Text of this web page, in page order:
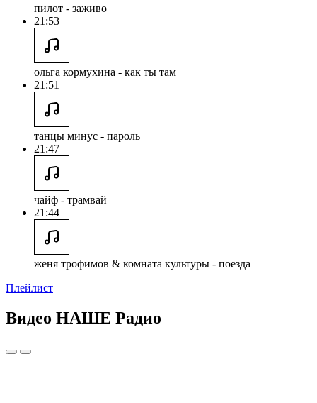
пилот - заживо
21:53
ольга кормухина - как ты там
21:51
танцы минус - пароль
21:47
чайф - трамвай
21:44
женя трофимов & комната культуры - поезда
Плейлист
Видео НАШЕ Радио